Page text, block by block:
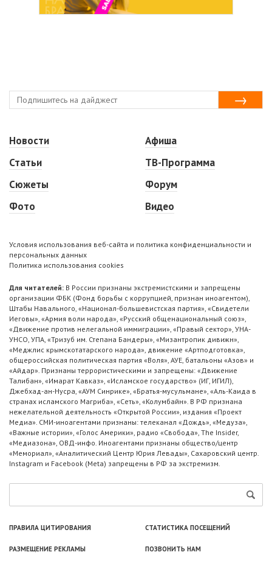
Новости
Статьи
Сюжеты
Фото
Афиша
ТВ-Программа
Форум
Видео
Условия использования веб-сайта и политика конфиденциальности и
персональных данных
Политика использования cookies
Для читателей: В России признаны экстремистскими и запрещены
организации ФБК (Фонд борьбы с коррупцией, признан иноагентом),
Штабы Навального, «Национал-большевистская партия», «Свидетели
Иеговы», «Армия воли народа», «Русский общенациональный союз»,
«Движение против нелегальной иммиграции», «Правый сектор», УНА-
УНСО, УПА, «Тризуб им. Степана Бандеры», «Мизантропик дивижн»,
«Меджлис крымскотатарского народа», движение «Артподготовка»,
общероссийская политическая партия «Воля», АУЕ, батальоны «Азов» и
«Айдар». Признаны террористическими и запрещены: «Движение
Талибан», «Имарат Кавказ», «Исламское государство» (ИГ, ИГИЛ),
Джебхад-ан-Нусра, «АУМ Синрике», «Братья-мусульмане», «Аль-Каида в
странах исламского Магриба», «Сеть», «Колумбайн». В РФ признана
нежелательной деятельность «Открытой России», издания «Проект
Медиа». СМИ-иноагентами признаны: телеканал «Дождь», «Медуза»,
«Важные истории», «Голос Америки», радио «Свобода», The Insider,
«Медиазона», ОВД-инфо. Иноагентами признаны общество/центр
«Мемориал», «Аналитический Центр Юрия Левады», Сахаровский центр.
Instagram и Facebook (Metа) запрещены в РФ за экстремизм.
ПРАВИЛА ЦИТИРОВАНИЯ СТАТИСТИКА ПОСЕЩЕНИЙ
РАЗМЕЩЕНИЕ РЕКЛАМЫ ПОЗВОНИТЬ НАМ